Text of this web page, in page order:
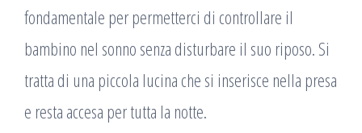
fondamentale per permetterci di controllare il
bambino nel sonno senza disturbare il suo riposo. Si
tratta di una piccola lucina che si inserisce nella presa
e resta accesa per tutta la notte.